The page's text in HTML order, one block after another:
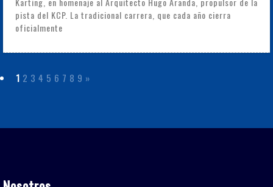
pista del KCP. La tradicional carrera, que cada año cierra
oficialmente
1 2 3 4 5 6 7 8 9 »